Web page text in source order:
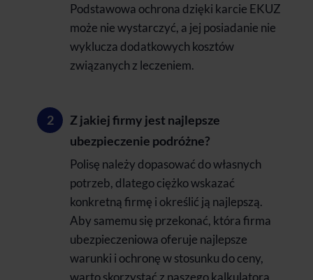
Podstawowa ochrona dzięki karcie EKUZ
może nie wystarczyć, a jej posiadanie nie
wyklucza dodatkowych kosztów
związanych z leczeniem.
Z jakiej firmy jest najlepsze
ubezpieczenie podróżne?
Polisę należy dopasować do własnych
potrzeb, dlatego ciężko wskazać
konkretną firmę i określić ją najlepszą.
Aby samemu się przekonać, która firma
ubezpieczeniowa oferuje najlepsze
warunki i ochronę w stosunku do ceny,
warto skorzystać z naszego kalkulatora